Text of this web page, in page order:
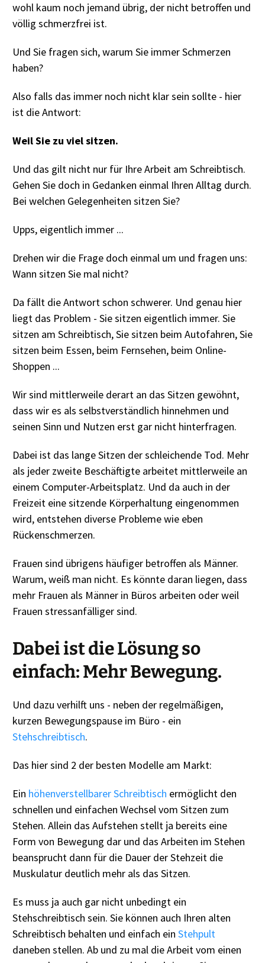
wohl kaum noch jemand übrig, der nicht betroffen und
völlig schmerzfrei ist.
Und Sie fragen sich, warum Sie immer Schmerzen
haben?
Also falls das immer noch nicht klar sein sollte - hier
ist die Antwort:
Weil Sie zu viel sitzen.
Und das gilt nicht nur für Ihre Arbeit am Schreibtisch.
Gehen Sie doch in Gedanken einmal Ihren Alltag durch.
Bei welchen Gelegenheiten sitzen Sie?
Upps, eigentlich immer ...
Drehen wir die Frage doch einmal um und fragen uns:
Wann sitzen Sie mal nicht?
Da fällt die Antwort schon schwerer. Und genau hier
liegt das Problem - Sie sitzen eigentlich immer. Sie
sitzen am Schreibtisch, Sie sitzen beim Autofahren, Sie
sitzen beim Essen, beim Fernsehen, beim Online-
Shoppen ...
Wir sind mittlerweile derart an das Sitzen gewöhnt,
dass wir es als selbstverständlich hinnehmen und
seinen Sinn und Nutzen erst gar nicht hinterfragen.
Dabei ist das lange Sitzen der schleichende Tod. Mehr
als jeder zweite Beschäftigte arbeitet mittlerweile an
einem Computer-Arbeitsplatz. Und da auch in der
Freizeit eine sitzende Körperhaltung eingenommen
wird, entstehen diverse Probleme wie eben
Rückenschmerzen.
Frauen sind übrigens häufiger betroffen als Männer.
Warum, weiß man nicht. Es könnte daran liegen, dass
mehr Frauen als Männer in Büros arbeiten oder weil
Frauen stressanfälliger sind.
Dabei ist die Lösung so
einfach:Mehr Bewegung.
Und dazu verhilft uns - neben der regelmäßigen,
kurzen Bewegungspause im Büro - ein
Stehschreibtisch.
Das hier sind 2 der besten Modelle am Markt:
Ein höhenverstellbarer Schreibtisch ermöglicht den
schnellen und einfachen Wechsel vom Sitzen zum
Stehen. Allein das Aufstehen stellt ja bereits eine
Form von Bewegung dar und das Arbeiten im Stehen
beansprucht dann für die Dauer der Stehzeit die
Muskulatur deutlich mehr als das Sitzen.
Es muss ja auch gar nicht unbedingt ein
Stehschreibtisch sein. Sie können auch Ihren alten
Schreibtisch behalten und einfach ein Stehpult
daneben stellen. Ab und zu mal die Arbeit vom einen